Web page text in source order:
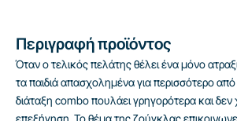
Περιγραφή προϊόντος
Όταν ο τελικός πελάτης θέλει ένα μόνο
τα παιδιά απασχολημένα για περισσότερο
διάταξη combo πουλάει γρηγορότερα και δεν
επεξήγηση. Το θέμα της ζούγκλας